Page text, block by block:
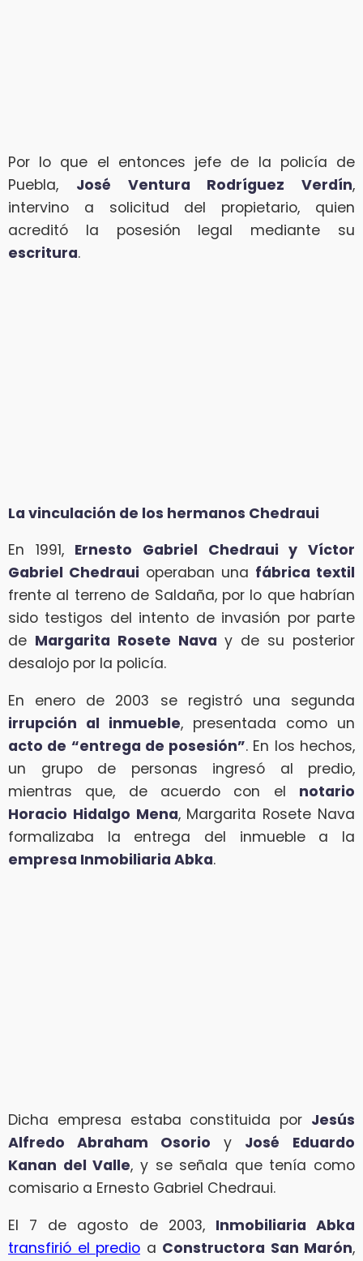
Por lo que el entonces jefe de la policía de
Puebla, José Ventura Rodríguez Verdín,
intervino a solicitud del propietario, quien
acreditó la posesión legal mediante su
escritura.
La vinculación de los hermanos Chedraui
En 1991, Ernesto Gabriel Chedraui y Víctor
Gabriel Chedraui operaban una fábrica textil
frente al terreno de Saldaña, por lo que habrían
sido testigos del intento de invasión por parte
de Margarita Rosete Nava y de su posterior
desalojo por la policía.
En enero de 2003 se registró una segunda
irrupción al inmueble, presentada como un
acto de “entrega de posesión”. En los hechos,
un grupo de personas ingresó al predio,
mientras que, de acuerdo con el notario
Horacio Hidalgo Mena, Margarita Rosete Nava
formalizaba la entrega del inmueble a la
empresa Inmobiliaria Abka.
Dicha empresa estaba constituida por Jesús
Alfredo Abraham Osorio y José
Eduardo
Kanan del Valle, y se señala que tenía como
comisario a Ernesto Gabriel Chedraui.
El 7 de agosto de 2003, Inmobiliaria Abka
transfirió el predio a Constructora San Marón,